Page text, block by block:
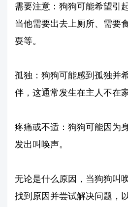
需要注意：狗狗可能希望引
当他需要出去上厕所、需要
耍等。
孤独：狗狗可能感到孤独并
伴，这通常发生在主人不在家
疼痛或不适：狗狗可能因为
发出叫唤声。
无论是什么原因，当狗狗叫
找到原因并尝试解决问题，